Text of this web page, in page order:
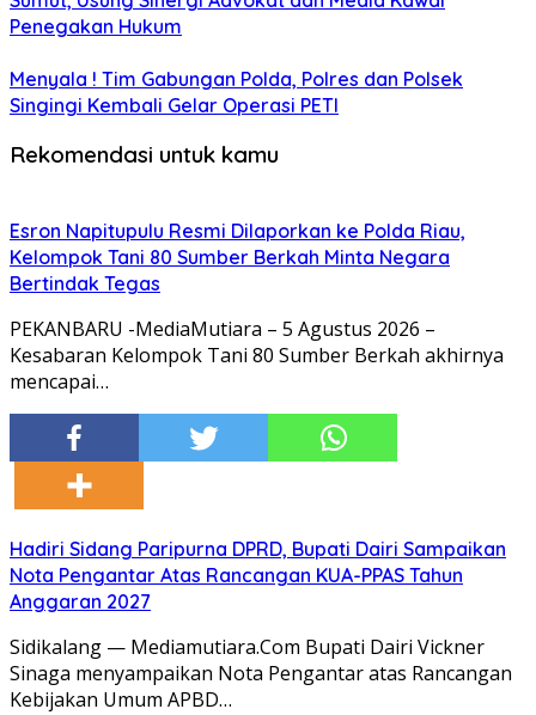
Penegakan Hukum
Menyala ! Tim Gabungan Polda, Polres dan Polsek
Singingi Kembali Gelar Operasi PETI
Rekomendasi untuk kamu
Esron Napitupulu Resmi Dilaporkan ke Polda Riau,
Kelompok Tani 80 Sumber Berkah Minta Negara
Bertindak Tegas
PEKANBARU -MediaMutiara – 5 Agustus 2026 –
Kesabaran Kelompok Tani 80 Sumber Berkah akhirnya
mencapai…
Hadiri Sidang Paripurna DPRD, Bupati Dairi Sampaikan
Nota Pengantar Atas Rancangan KUA-PPAS Tahun
Anggaran 2027
Sidikalang — Mediamutiara.Com Bupati Dairi Vickner
Sinaga menyampaikan Nota Pengantar atas Rancangan
Kebijakan Umum APBD…